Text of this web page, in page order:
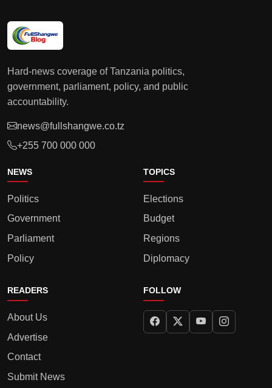
Hard-news coverage of Tanzania politics,
government, parliament, policy, and public
accountability.
news@fullshangwe.co.tz
+255 700 000 000
NEWS
Politics
Government
Parliament
Policy
TOPICS
Elections
Budget
Regions
Diplomacy
READERS
About Us
Advertise
Contact
Submit News
FOLLOW